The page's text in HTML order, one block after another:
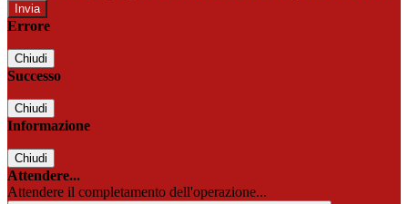
Errore
Chiudi
Successo
Chiudi
Informazione
Chiudi
Attendere...
Attendere il completamento dell'operazione...